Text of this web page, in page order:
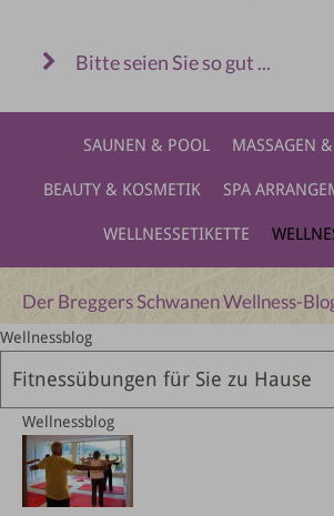
Bitte seien Sie so gut ...
SAUNEN & POOL MASSAGEN
BEAUTY & KOSMETIK SPA
WELLNESSETIKETTE
Der Breggers Schwanen Wellness-
Wellnessblog
Fitnessübungen für Sie zu Hause
Wellnessblog